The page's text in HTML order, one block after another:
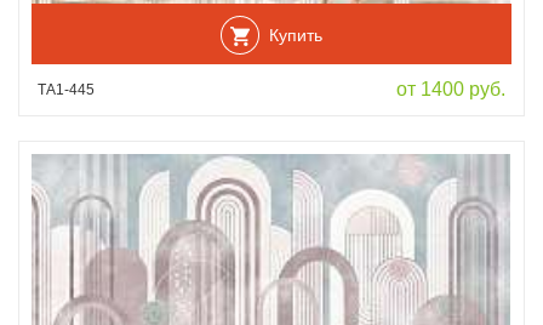
Купить
ТА1-445 от 1400 руб.